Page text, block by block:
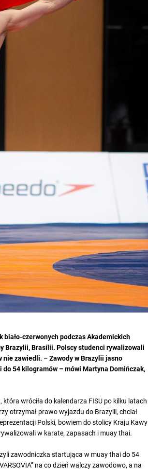
biało-czerwonych podczas Akademickich
Brazylii, Brasílii. Polscy studenci rywalizowali
nie zawiedli. – Zawody w Brazylii jasno
54 kilogramów – mówi Martyna Domińczak,
wróciła do kalendarza FISU po kilku latach
otrzymał prawo wyjazdu do Brazylii, chciał
Polski, bowiem do stolicy Kraju Kawy
w karate, zapasach i muay thai.
zawodniczka startująca w muay thai do 54
na co dzień walczy zawodowo, a na